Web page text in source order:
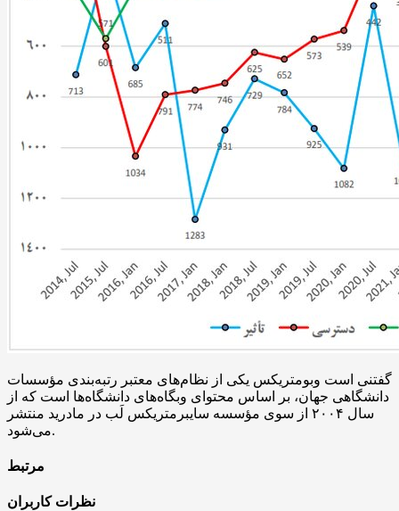
گفتنی است وبومتریکس یکی از نظام‌های معتبر رتبه‌بندی مؤسسات
دانشگاهی جهان، بر اساس محتوای وبگاه‌های دانشگاه‌ها است که از
سال ۲۰۰۴ از سوی مؤسسه
سایبرمتریکس لَب در مادرید منتشر
می‌شود.
مرتبط
نظرات کاربران